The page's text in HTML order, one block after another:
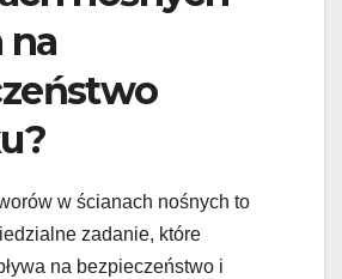
na
w ścianach nośnych to
zadanie, które
na bezpieczeństwo i